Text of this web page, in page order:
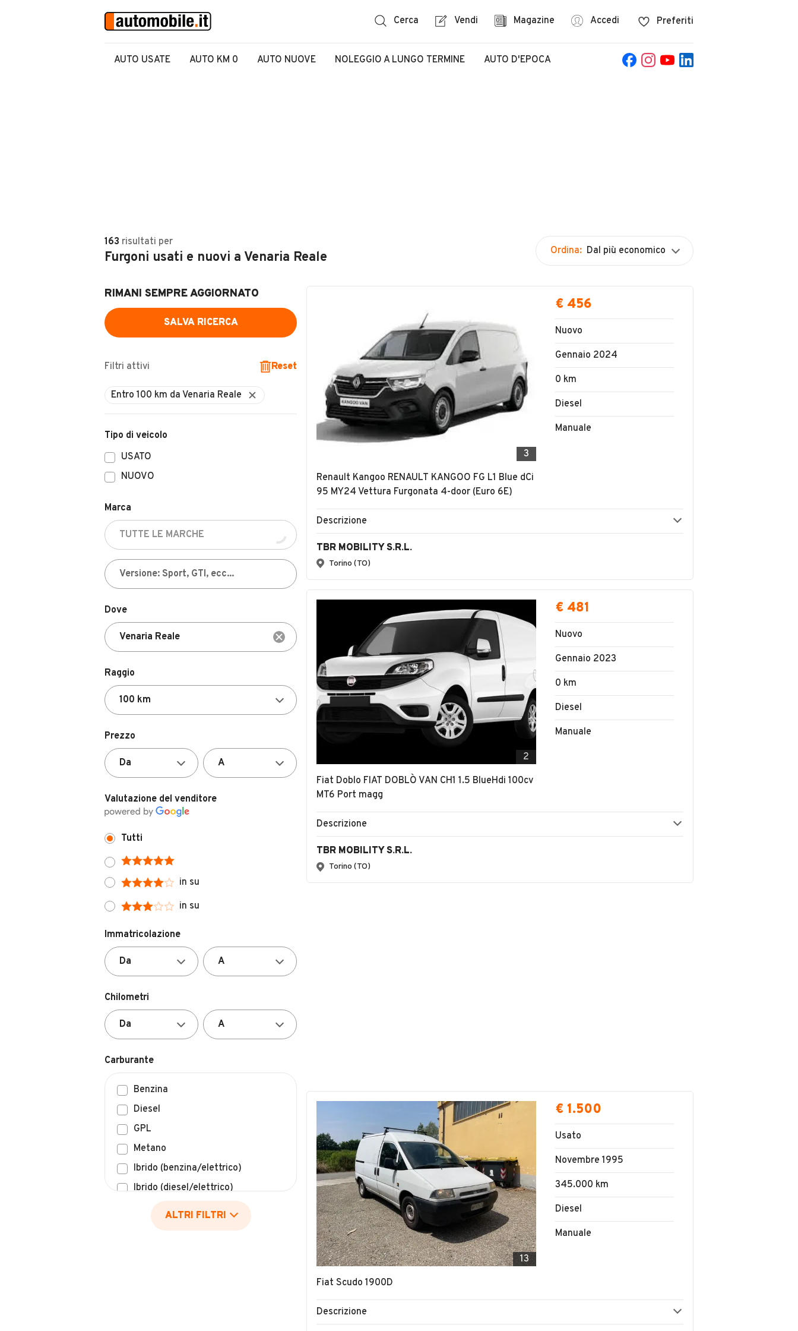
Cerca Vendi Magazine Accedi Preferiti
AUTO USATE AUTO KM 0 AUTO NUOVE NOLEGGIO A LUNGO TERMINE AUTO D'EPOCA
163 risultati per
Furgoni usati e nuovi a Venaria Reale Ordina: Dal più economico
RIMANI SEMPRE AGGIORNATO
SALVA RICERCA
Filtri attivi Reset
Entro 100 km da Venaria Reale
Tipo di veicolo
USATO
NUOVO
Marca
Dove
Raggio
Prezzo
Valutazione del venditore
Tutti
in su
in su
Immatricolazione
Chilometri
Carburante
Benzina
Diesel
GPL
Metano
Ibrido (benzina/elettrico)
Ibrido (diesel/elettrico)
Elettrico
Idrogeno
ALTRI FILTRI
3
Renault Kangoo RENAULT KANGOO FG L1 Blue dCi
95 MY24 Vettura Furgonata 4-door (Euro 6E)
€ 456
Nuovo
Gennaio 2024
0 km
Diesel
Manuale
Descrizione
TBR MOBILITY S.R.L.
Torino (TO)
2
Fiat Doblo FIAT DOBLÒ VAN CH1 1.5 BlueHdi 100cv
MT6 Port magg
€ 481
Nuovo
Gennaio 2023
0 km
Diesel
Manuale
Descrizione
TBR MOBILITY S.R.L.
Torino (TO)
13
Fiat Scudo 1900D
€ 1.500
Usato
Novembre 1995
345.000 km
Diesel
Manuale
Descrizione